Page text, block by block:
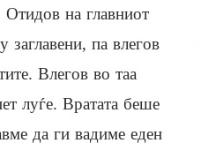
Отидов на главниот
заглавени, па влегов
Влегов во таа
луѓе. Вратата беше
да ги вадиме еден